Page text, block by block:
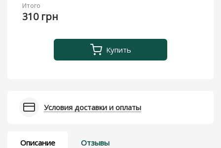
Итого
310 грн
Купить
Условия доставки и оплаты
Описание Отзывы